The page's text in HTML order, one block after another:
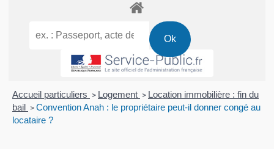
Accueil particuliers > Logement > Location immobilière : fin du
bail > Convention Anah : le propriétaire peut-il donner congé au
locataire ?